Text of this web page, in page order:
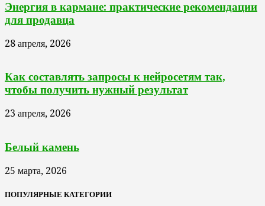
Энергия в кармане: практические рекомендации
для продавца
28 апреля, 2026
Как составлять запросы к нейросетям так,
чтобы получить нужный результат
23 апреля, 2026
Белый камень
25 марта, 2026
ПОПУЛЯРНЫЕ КАТЕГОРИИ